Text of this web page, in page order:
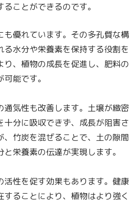
ことができるのです。
も優れています。その多孔質な構
る水分や栄養素を保持する役割を
り、植物の成長を促進し、肥料の
能です。
通気性も改善します。土壌が緻密
十分に吸収できず、成長が阻害さ
、竹炭を混ぜることで、土の隙間
栄養素の伝達が実現します。
活性を促す効果もあります。健康
ることにより、植物はより強く